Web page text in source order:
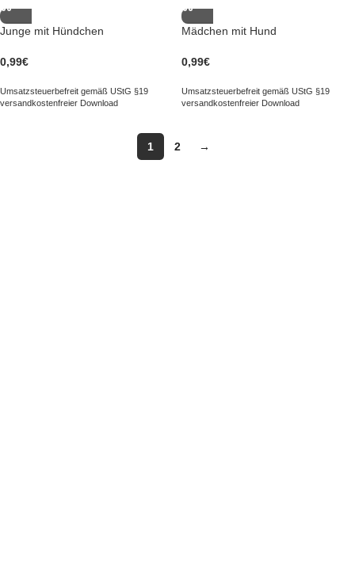
Junge mit Hündchen
0,99€
Umsatzsteuerbefreit gemäß UStG §19
versandkostenfreier Download
Mädchen mit Hund
0,99€
Umsatzsteuerbefreit gemäß UStG §19
versandkostenfreier Download
1 2 →